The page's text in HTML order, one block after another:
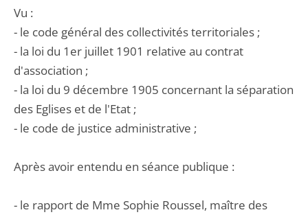
Vu :
- le code général des collectivités territoriales ;
- la loi du 1er juillet 1901 relative au contrat
d'association ;
- la loi du 9 décembre 1905 concernant la séparation
des Eglises et de l'Etat ;
- le code de justice administrative ;
Après avoir entendu en séance publique :
- le rapport de Mme Sophie Roussel, maître des